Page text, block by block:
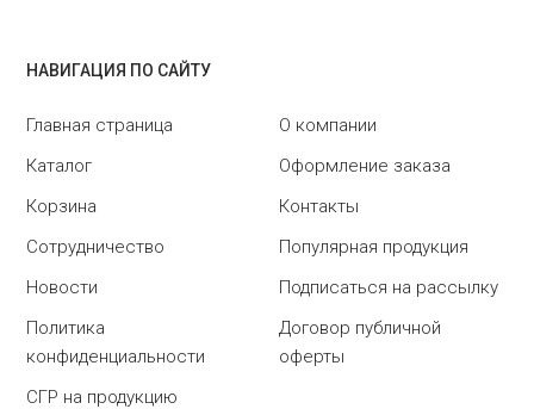
НАВИГАЦИЯ ПО САЙТУ
Главная страница
О компании
Каталог
Оформление заказа
Корзина
Контакты
Сотрудничество
Популярная продукция
Новости
Подписаться на рассылку
Политика
конфиденциальности
Договор публичной
оферты
СГР на продукцию